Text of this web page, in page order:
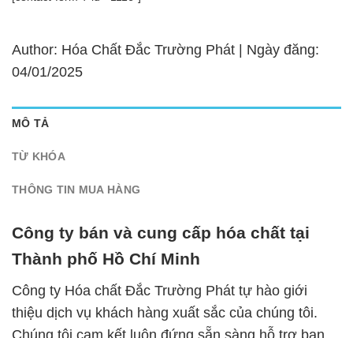
Author: Hóa Chất Đắc Trường Phát | Ngày đăng:
04/01/2025
MÔ TẢ
TỪ KHÓA
THÔNG TIN MUA HÀNG
Công ty bán và cung cấp hóa chất tại
Thành phố Hồ Chí Minh
Công ty Hóa chất Đắc Trường Phát tự hào giới
thiệu dịch vụ khách hàng xuất sắc của chúng tôi.